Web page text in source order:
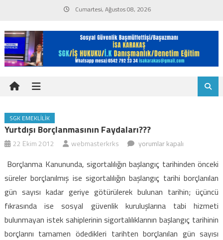
content
Cumartesi, Ağustos 08, 2026
SGK EMEKLILIK
Yurtdışı Borçlanmasının Faydaları???
22 Ekim 2012 webmasterkrks
Yurtdışı
faydaları???
için
yorumlar kapalı
Borçlanma Kanununda, sigortalılığın başlangıç tarihinden önceki
süreler borçlanılmış ise sigortalılığın başlangıç tarihi borçlanılan
gün sayısı kadar geriye götürülerek bulunan tarihin; üçüncü
fıkrasında ise sosyal güvenlik kuruluşlarına tabi hizmeti
bulunmayan istek sahiplerinin sigortalılıklarının başlangıç tarihinin
borçlarını tamamen ödedikleri tarihten borçlanılan gün sayısı